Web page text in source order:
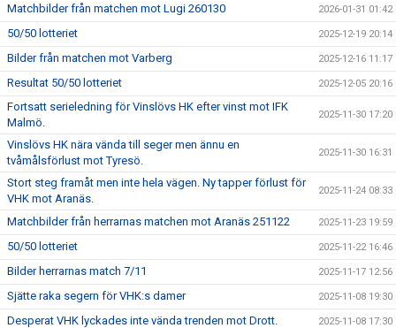
Matchbilder från matchen mot Lugi 260130 2026-01-31 01:42
50/50 lotteriet 2025-12-19 20:14
Bilder från matchen mot Varberg 2025-12-16 11:17
Resultat 50/50 lotteriet 2025-12-05 20:16
Fortsatt serieledning för Vinslövs HK efter vinst mot IFK
Malmö.
2025-11-30 17:20
Vinslövs HK nära vända till seger men ännu en
tvåmålsförlust mot Tyresö.
2025-11-30 16:31
Stort steg framåt men inte hela vägen. Ny tapper förlust för
VHK mot Aranäs.
2025-11-24 08:33
Matchbilder från herrarnas matchen mot Aranäs 251122 2025-11-23 19:59
50/50 lotteriet 2025-11-22 16:46
Bilder herrarnas match 7/11 2025-11-17 12:56
Sjätte raka segern för VHK:s damer 2025-11-08 19:30
Desperat VHK lyckades inte vända trenden mot Drott. 2025-11-08 17:30